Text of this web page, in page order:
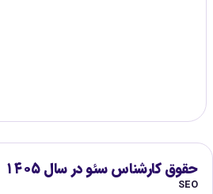
حقوق کارشناس سئو در سال ۱۴۰۵
SEO